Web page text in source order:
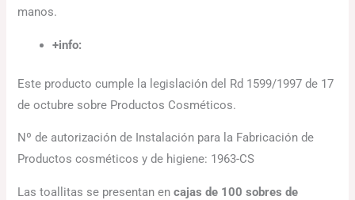
manos.
+info:
Este producto cumple la legislación del Rd 1599/1997 de 17
de octubre sobre Productos Cosméticos.
Nº de autorización de Instalación para la Fabricación de
Productos cosméticos y de higiene: 1963-CS
Las toallitas se presentan en cajas de 100 sobres de